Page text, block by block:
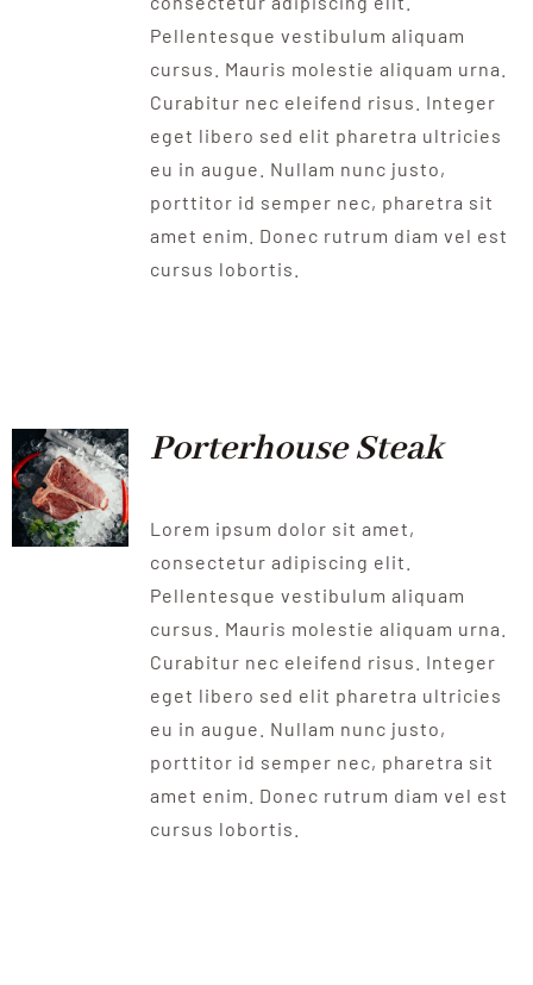
Pellentesque vestibulum aliquam
cursus. Mauris molestie aliquam urna.
Curabitur nec eleifend risus. Integer
eget libero sed elit pharetra ultricies
eu in augue. Nullam nunc justo,
porttitor id semper nec, pharetra sit
amet enim. Donec rutrum diam vel est
cursus lobortis.
Porterhouse Steak
Lorem ipsum dolor sit amet,
consectetur adipiscing elit.
Pellentesque vestibulum aliquam
cursus. Mauris molestie aliquam urna.
Curabitur nec eleifend risus. Integer
eget libero sed elit pharetra ultricies
eu in augue. Nullam nunc justo,
porttitor id semper nec, pharetra sit
amet enim. Donec rutrum diam vel est
cursus lobortis.